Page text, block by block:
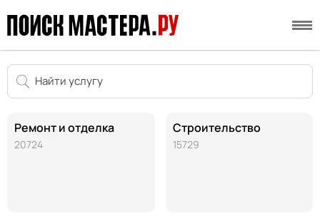
Ремонт и отделка
20724
Строительство
15729